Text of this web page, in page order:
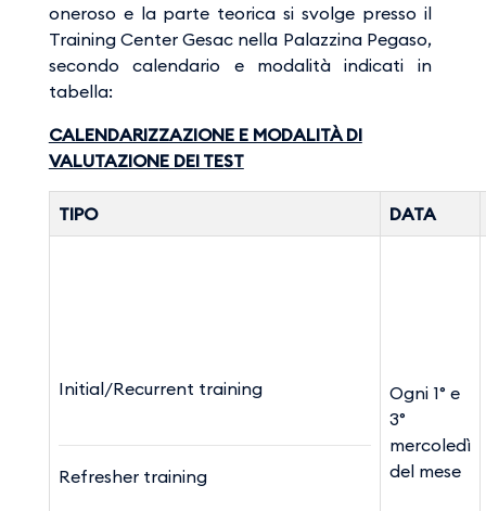
oneroso e la parte teorica si svolge presso il
Training Center Gesac nella Palazzina Pegaso,
secondo calendario e modalità indicati in
tabella:
CALENDARIZZAZIONE E MODALITÀ DI
VALUTAZIONE DEI TEST
TIPO DATA
Initial/Recurrent training
Refresher training
Ogni 1° e
3°
mercoledì
del mese